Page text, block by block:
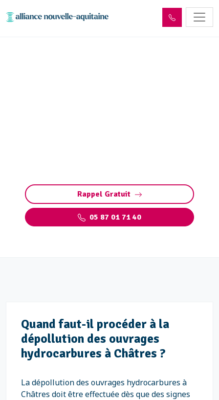
Rappel Gratuit
05 87 01 71 40
Quand faut-il procéder à la
dépollution des ouvrages
hydrocarbures à Châtres ?
La dépollution des ouvrages hydrocarbures à
Châtres doit être effectuée dès que des signes